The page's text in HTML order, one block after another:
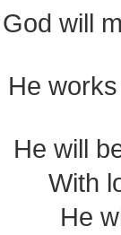
God will
He
He will
With
He